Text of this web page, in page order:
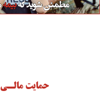
حمایت مالـی